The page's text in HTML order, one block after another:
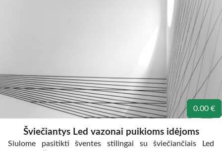
0.00 €
Šviečiantys Led vazonai puikioms idėjoms
Siulome pasitikti šventes stilingai su šviečiančiais Led